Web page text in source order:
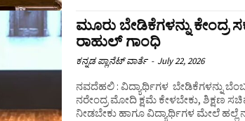
ಮೂರು ಬೇಡಿಕೆಗಳನ್ನು ಕೇಂದ್ರ
ರಾಹುಲ್‌ ಗಾಂಧಿ
ಕನ್ನಡ ಪ್ಲಾನೆಟ್ ವಾರ್ತೆ - July 22, 2026
ನವದೆಹಲಿ : ವಿದ್ಯಾರ್ಥಿಗಳ ಬೇಡಿಕೆಗಳನ್ನು
ನರೇಂದ್ರ ಮೋದಿ ಕ್ಷಮೆ ಕೇಳಬೇಕು, ಶಿಕ್ಷಣ
ನೀಡಬೇಕು ಹಾಗೂ ವಿದ್ಯಾರ್ಥಿಗಳ ಮೇಲೆ